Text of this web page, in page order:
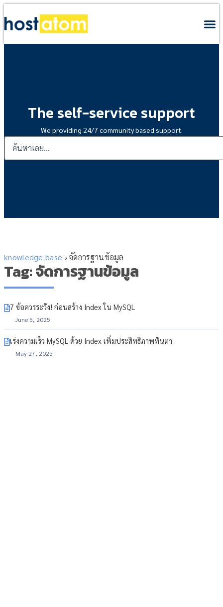
The self-service support
We providing 24/7 community based support.
knowledge base ›จัดการฐานข้อมูล
Tag: จัดการฐานข้อมูล
7 ข้อควรระวัง! ก่อนสร้าง Index ใน MySQL
June 5, 2025
เร่งความเร็ว MySQL ด้วย Index เพิ่มประสิทธิภาพทันตา
May 27, 2025